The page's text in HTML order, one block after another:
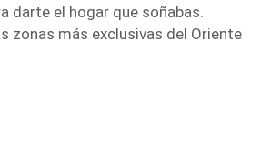
darte el hogar que soñabas.
zonas más exclusivas del Oriente